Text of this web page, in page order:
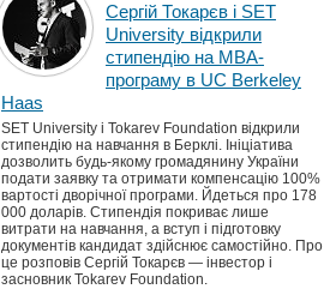
Сергій Токарєв і SET
University відкрили
стипендію на MBA-
програму в UC Berkeley
Haas
SET University і Tokarev Foundation відкрили
стипендію на навчання в Берклі. Ініціатива
дозволить будь-якому громадянину України
подати заявку та отримати компенсацію 100%
вартості дворічної програми. Йдеться про 178
000 доларів. Стипендія покриває лише
витрати на навчання, а вступ і підготовку
документів кандидат здійснює самостійно. Про
це розповів Сергій Токарєв — інвестор і
засновник Tokarev Foundation.